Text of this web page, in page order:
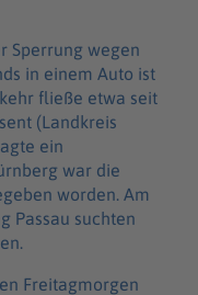
Sperrung wegen
in einem Auto ist
fließe etwa seit
(Landkreis
ein
war die
worden. Am
Passau suchten
Freitagmorgen